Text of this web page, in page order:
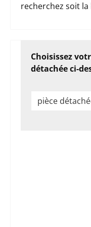
recherchez soit
Choisissez
détachée ci-
pièce